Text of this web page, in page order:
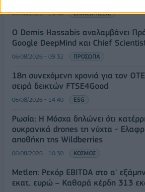
06/08/2026 - 11:48 ΕΠΙΧΕΙΡΗΣΕΙΣ
Ο Demis Hassabis αναλαμβάνει
Google DeepMind και Chief
06/08/2026 - 09:32 ΠΡΟΣΩΠΑ
18η συνεχόμενη χρονιά για τον
σειρά δεικτών FTSE4Good
06/08/2026 - 14:40 ESG
Ρωσία: Η Μόσχα δηλώνει ότι
ουκρανικά drones τη νύχτα -
αποθήκη της Wildberries
06/08/2026 - 10:30 ΚΟΣΜΟΣ
Metlen: Ρεκόρ EBITDA στο α'
εκατ. ευρώ – Καθαρά κέρδη 313